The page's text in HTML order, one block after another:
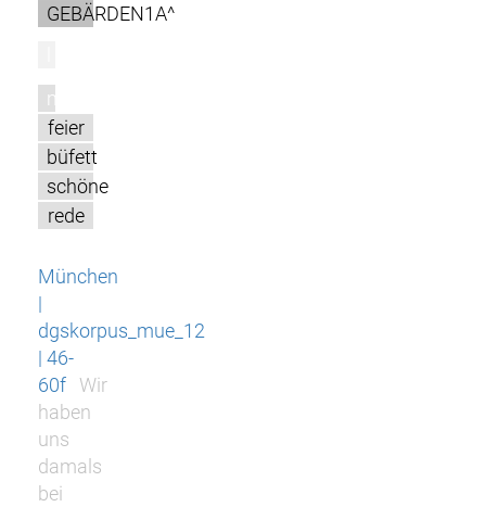
GEBÄRDEN1A^
m
feier
büfett
schöne
rede
München
|
dgskorpus_mue_12
| 46-
60f
Wir
haben
uns
damals
bei